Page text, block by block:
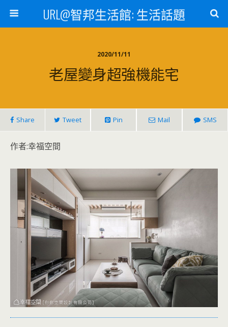
URL@智邦生活館: 生活話題
2020/11/11
老屋變身超強機能宅
Share Tweet Pin Mail SMS
作者:幸福空間